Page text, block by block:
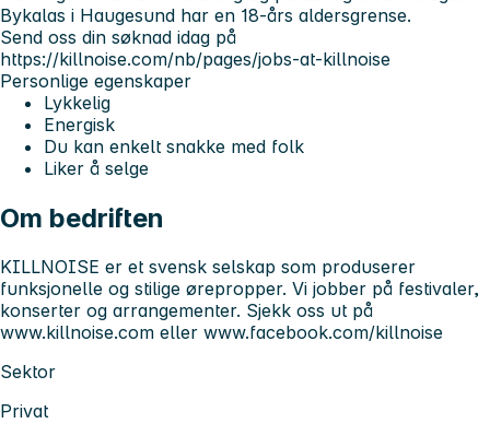
Bykalas i Haugesund har en 18-års aldersgrense.
Send oss din søknad idag på
https://killnoise.com/nb/pages/jobs-at-killnoise
Personlige egenskaper
Lykkelig
Energisk
Du kan enkelt snakke med folk
Liker å selge
Om bedriften
KILLNOISE er et svensk selskap som produserer
funksjonelle og stilige ørepropper. Vi jobber på festivaler,
konserter og arrangementer. Sjekk oss ut på
www.killnoise.com eller www.facebook.com/killnoise
Sektor
Privat